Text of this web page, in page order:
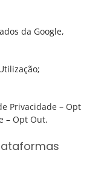
da Google,
Privacidade – Opt
– Opt Out.